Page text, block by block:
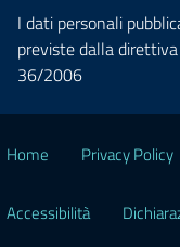
I dati personali
previste dalla
36/2006
Home Privacy Policy
Accessibilità